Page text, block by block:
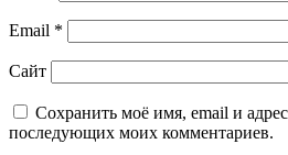
Email *
Сайт
Сохранить моё имя, email и
последующих моих комментариев.